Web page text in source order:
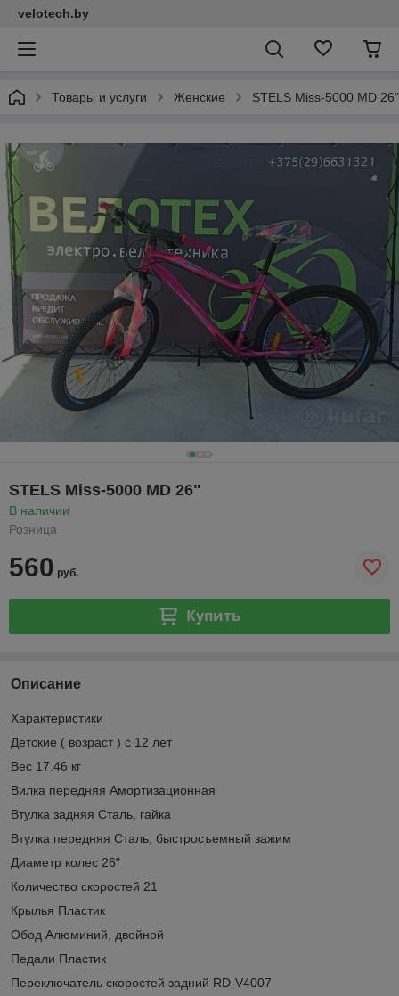
velotech.by
Товары и услуги Женские STELS Miss-5000 MD 26"
STELS Miss-5000 MD 26"
В наличии
Розница
560 руб.
Купить
Описание
Характеристики
Детские ( возраст ) с 12 лет
Вес 17.46 кг
Вилка передняя Амортизационная
Втулка задняя Сталь, гайка
Втулка передняя Сталь, быстросъемный зажим
Диаметр колес 26"
Количество скоростей 21
Крылья Пластик
Обод Алюминий, двойной
Педали Пластик
Переключатель скоростей задний RD-V4007